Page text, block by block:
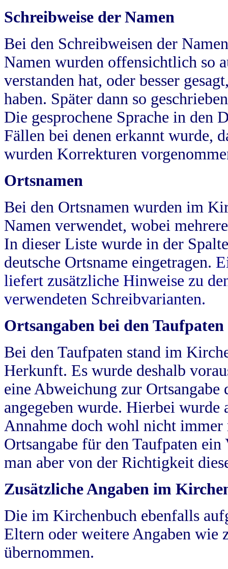
Schreibweise der Namen
Bei den Schreibweisen der
Namen wurden offensichtlich so
verstanden hat, oder besser
haben. Später dann so
Die gesprochene Sprache in
Fällen bei denen erkannt wurde,
wurden Korrekturen
Ortsnamen
Bei den Ortsnamen wurden im
Namen verwendet, wobei
In dieser Liste wurde in der
deutsche Ortsname eingetragen.
liefert zusätzliche Hinweise zu
verwendeten Schreibvarianten.
Ortsangaben bei den Taufpaten
Bei den Taufpaten stand im
Herkunft. Es wurde deshalb
eine Abweichung zur
angegeben wurde. Hierbei wurde
Annahme doch wohl nicht
Ortsangabe für den Taufpaten
man aber von der Richtigkeit
Zusätzliche Angaben im
Die im Kirchenbuch ebenfalls
Eltern oder weitere Angaben wie
übernommen.